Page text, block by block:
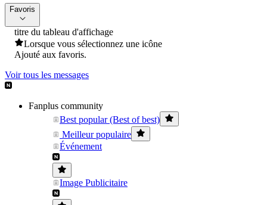
Favoris
titre du tableau d'affichage
Lorsque vous sélectionnez une icône
Ajouté aux favoris.
Voir tous les messages
Fanplus community
Best popular (Best of best)
Meilleur populaire
Événement
Image Publicitaire